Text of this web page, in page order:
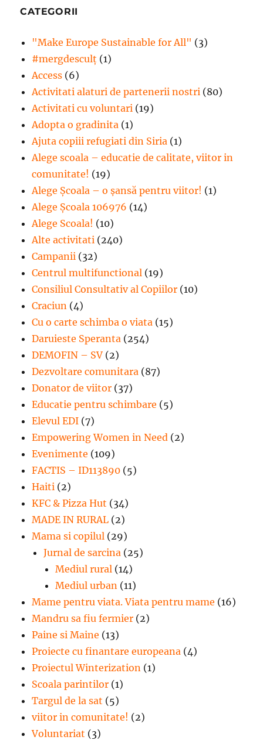
CATEGORII
"Make Europe Sustainable for All" (3)
#mergdesculţ (1)
Access (6)
Activitati alaturi de partenerii nostri (80)
Activitati cu voluntari (19)
Adopta o gradinita (1)
Ajuta copiii refugiati din Siria (1)
Alege scoala – educatie de calitate, viitor in
comunitate! (19)
Alege Şcoala – o şansă pentru viitor! (1)
Alege Școala 106976 (14)
Alege Scoala! (10)
Alte activitati (240)
Campanii (32)
Centrul multifunctional (19)
Consiliul Consultativ al Copiilor (10)
Craciun (4)
Cu o carte schimba o viata (15)
Daruieste Speranta (254)
DEMOFIN – SV (2)
Dezvoltare comunitara (87)
Donator de viitor (37)
Educatie pentru schimbare (5)
Elevul EDI (7)
Empowering Women in Need (2)
Evenimente (109)
FACTIS – ID113890 (5)
Haiti (2)
KFC & Pizza Hut (34)
MADE IN RURAL (2)
Mama si copilul (29)
Jurnal de sarcina (25)
Mediul rural (14)
Mediul urban (11)
Mame pentru viata. Viata pentru mame (16)
Mandru sa fiu fermier (2)
Paine si Maine (13)
Proiecte cu finantare europeana (4)
Proiectul Winterization (1)
Scoala parintilor (1)
Targul de la sat (5)
viitor in comunitate! (2)
Voluntariat (3)